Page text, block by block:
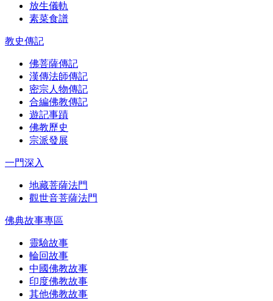
放生儀軌
素菜食譜
教史傳記
佛菩薩傳記
漢傳法師傳記
密宗人物傳記
合編佛教傳記
遊記事蹟
佛教歷史
宗派發展
一門深入
地藏菩薩法門
觀世音菩薩法門
佛典故事專區
靈驗故事
輪回故事
中國佛教故事
印度佛教故事
其他佛教故事